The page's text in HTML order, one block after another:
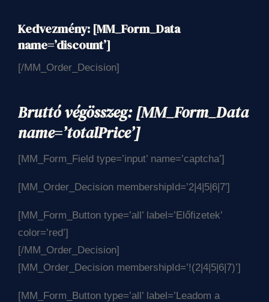
Kedvezmény: [MM_Form_Data
name=’discount’]
[/MM_Order_Decision]
Bruttó végösszeg:[MM_Form_Data
name=’totalPrice’]
[MM_Form_Field type=’input’ name=’captcha’]
[MM_Order_Decision membershipId=’2|4|5|6|7′]
[MM_Form_Button type=’all’ label=’Előfizetek’
color=’red’]
[/MM_Order_Decision]
[MM_Order_Decision membershipId=’!(2|4|5|6|7)’]
[MM_Form_Button type=’all’ label=’Leadom a